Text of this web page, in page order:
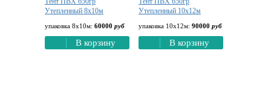
Утепленный 8х10м
упаковка 8х10м: 60000 руб
В корзину
Утепленный 10х12м
упаковка 10х12м: 90000 руб
В корзину